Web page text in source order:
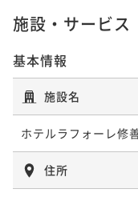
ポイントアップ
1泊2食付（夕・朝食
二食付き 現地決済可
施設・サービス
基本情報
施設名
ホテルラフォーレ修
住所